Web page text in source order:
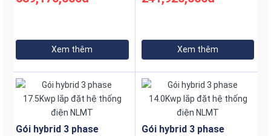
Xem thêm Xem thêm
Gói hybrid 3 phase
Gói hybrid 3 phase